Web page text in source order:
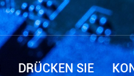
DRÜCKEN SIE